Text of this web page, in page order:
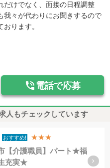
だけでなく、面接の日程調整
我々が代わりにお聞きするので
ります。
 電話で応募
人もチェックしています
おすすめ! ★★★
【介護職員】パート★福
充実★